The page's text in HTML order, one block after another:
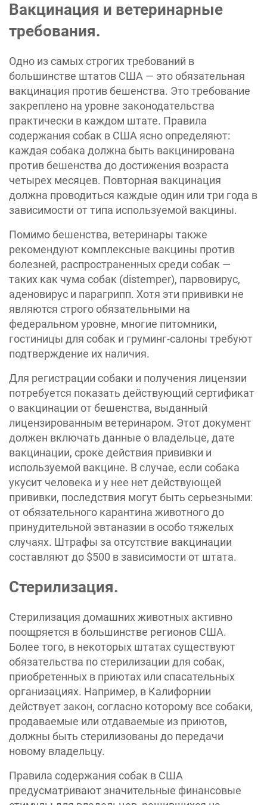
Вакцинация и ветеринарные
требования.
Одно из самых строгих требований в
большинстве штатов США — это обязательная
вакцинация против бешенства. Это требование
закреплено на уровне законодательства
практически в каждом штате. Правила
содержания собак в США ясно определяют:
каждая собака должна быть вакцинирована
против бешенства до достижения возраста
четырех месяцев. Повторная вакцинация
должна проводиться каждые один или три года в
зависимости от типа используемой вакцины.
Помимо бешенства, ветеринары также
рекомендуют комплексные вакцины против
болезней, распространенных среди собак —
таких как чума собак (distemper), парвовирус,
аденовирус и парагрипп. Хотя эти прививки не
являются строго обязательными на
федеральном уровне, многие питомники,
гостиницы для собак и груминг-салоны требуют
подтверждение их наличия.
Для регистрации собаки и получения лицензии
потребуется показать действующий сертификат
о вакцинации от бешенства, выданный
лицензированным ветеринаром. Этот документ
должен включать данные о владельце, дате
вакцинации, сроке действия прививки и
используемой вакцине. В случае, если собака
укусит человека и у нее нет действующей
прививки, последствия могут быть серьезными:
от обязательного карантина животного до
принудительной эвтаназии в особо тяжелых
случаях. Штрафы за отсутствие вакцинации
составляют до $500 в зависимости от штата.
Стерилизация.
Стерилизация домашних животных активно
поощряется в большинстве регионов США.
Более того, в некоторых штатах существуют
обязательства по стерилизации для собак,
приобретенных в приютах или спасательных
организациях. Например, в Калифорнии
действует закон, согласно которому все собаки,
продаваемые или отдаваемые из приютов,
должны быть стерилизованы до передачи
новому владельцу.
Правила содержания собак в США
предусматривают значительные финансовые